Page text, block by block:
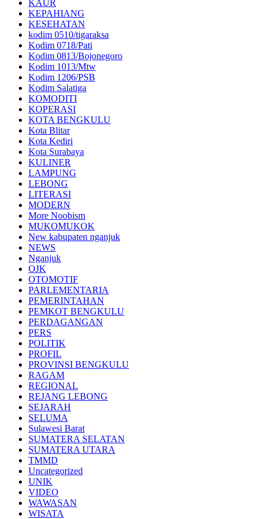
KAUR
KEPAHIANG
KESEHATAN
kodim 0510/tigaraksa
Kodim 0718/Pati
Kodim 0813/Bojonegoro
Kodim 1013/Mtw
Kodim 1206/PSB
Kodim Salatiga
KOMODITI
KOPERASI
KOTA BENGKULU
Kota Blitar
Kota Kediri
Kota Surabaya
KULINER
LAMPUNG
LEBONG
LITERASI
MODERN
More Noobism
MUKOMUKOK
New kabupaten nganjuk
NEWS
Nganjuk
OJK
OTOMOTIF
PARLEMENTARIA
PEMERINTAHAN
PEMKOT BENGKULU
PERDAGANGAN
PERS
POLITIK
PROFIL
PROVINSI BENGKULU
RAGAM
REGIONAL
REJANG LEBONG
SEJARAH
SELUMA
Sulawesi Barat
SUMATERA SELATAN
SUMATERA UTARA
TMMD
Uncategorized
UNIK
VIDEO
WAWASAN
WISATA